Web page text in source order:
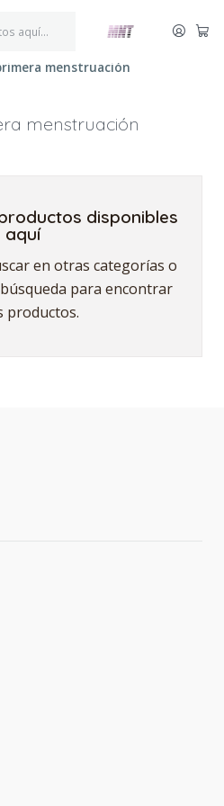
menstruación
menstruación
disponibles
aquí
en otras categorías o
para encontrar
productos.